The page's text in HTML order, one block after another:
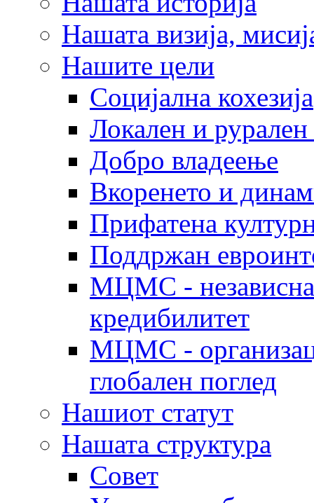
Нашата визија,
Нашите цели
Социјална кохезија
Локален и рурален
Добро владеење
Вкоренето и
Прифатена
Поддржан
МЦМС - независна
кредибилитет
МЦМС -
глобален поглед
Нашиот статут
Нашата структура
Совет